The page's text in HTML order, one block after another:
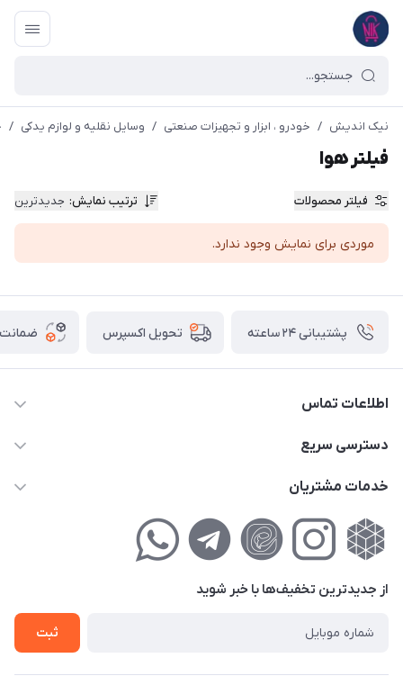
نیک اندیش / خودرو ، ابزار و تجهیزات صنعتی / وسایل نقلیه و لوازم یدکی /
فیلتر هوا
فیلتر محصولات ترتیب نمایش: جدیدترین
موردی برای نمایش وجود ندارد.
پشتیبانی ۲۴ ساعته تحویل اکسپرس ضمانت
اطلاعات تماس
02177111474
کوچه گلریز 4 غربی ، پلاک 13
دسترسی سریع
حساب کاربری
لیست محصولات
خدمات مشتریان
راهنمای‌خرید‌آنلاین
حریم خصوصی
فروش‌اقساطی
از جدید‌ترین تخفیف‌ها با‌ خبر شوید
ثبت